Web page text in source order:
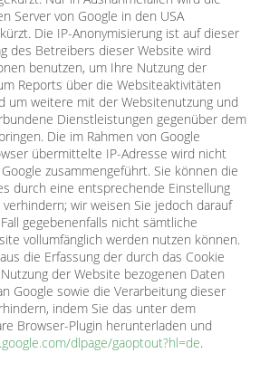
Server von Google in den USA
Die IP-Anonymisierung ist auf dieser
des Betreibers dieser Website wird
benutzen, um Ihre Nutzung der
Reports über die Websiteaktivitäten
um weitere mit der Websitenutzung und
Dienstleistungen gegenüber dem
Die im Rahmen von Google
übermittelte IP-Adresse wird nicht
zusammengeführt. Sie können die
durch eine entsprechende Einstellung
wir weisen Sie jedoch darauf
gegebenenfalls nicht sämtliche
vollumfänglich werden nutzen können.
die Erfassung der durch das Cookie
der Website bezogenen Daten
Google sowie die Verarbeitung dieser
indem Sie das unter dem
Browser-Plugin herunterladen und
dlpage/gaoptout?hl=de.